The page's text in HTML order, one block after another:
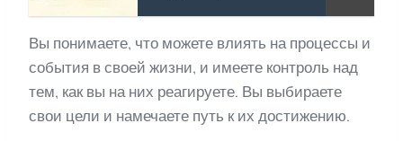
Вы понимаете, что можете влиять на процессы и
события в своей жизни, и имеете контроль над
тем, как вы на них реагируете. Вы выбираете
свои цели и намечаете путь к их достижению.